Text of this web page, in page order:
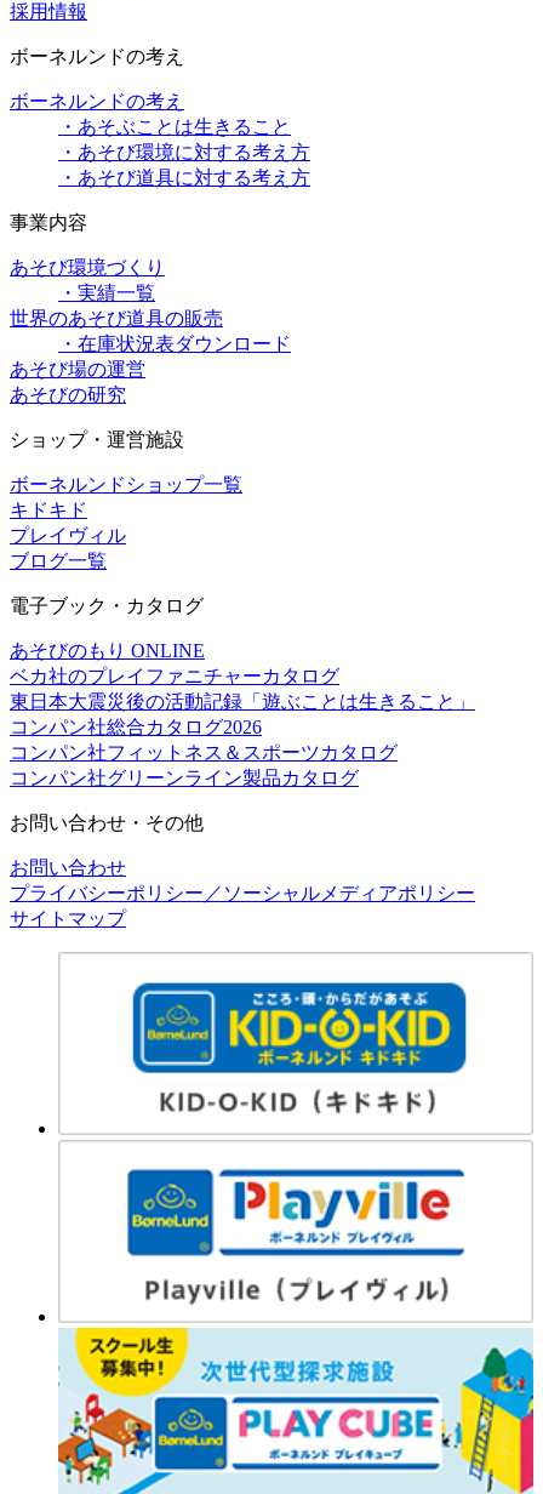
採用情報
ボーネルンドの考え
ボーネルンドの考え
・あそぶことは生きること
・あそび環境に対する考え方
・あそび道具に対する考え方
事業内容
あそび環境づくり
・実績一覧
世界のあそび道具の販売
・在庫状況表ダウンロード
あそび場の運営
あそびの研究
ショップ・運営施設
ボーネルンドショップ一覧
キドキド
プレイヴィル
ブログ一覧
電子ブック・カタログ
あそびのもり ONLINE
ベカ社のプレイファニチャーカタログ
東日本大震災後の活動記録「遊ぶことは生きること」
コンパン社総合カタログ2026
コンパン社フィットネス＆スポーツカタログ
コンパン社グリーンライン製品カタログ
お問い合わせ・その他
お問い合わせ
プライバシーポリシー／ソーシャルメディアポリシー
サイトマップ